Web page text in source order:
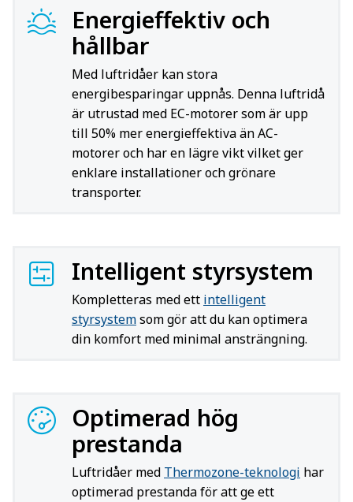
Energieffektiv och
hållbar
Med luftridåer kan stora
energibesparingar uppnås. Denna luftridå
är utrustad med EC-motorer som är upp
till 50% mer energieffektiva än AC-
motorer och har en lägre vikt vilket ger
enklare installationer och grönare
transporter.
Intelligent styrsystem
Kompletteras med ett intelligent
styrsystemsom gör att du kan optimera
din komfort med minimal ansträngning.
Optimerad hög
prestanda
Luftridåer med Thermozone-teknologi har
optimerad prestanda för att ge ett